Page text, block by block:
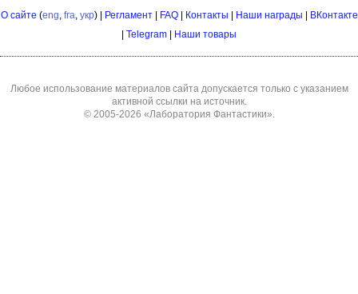
О сайте (eng, fra, укр) | Регламент| FAQ| Контакты Наши награды
ВКонтакте
Telegram Наши товары
Любое использование материалов сайта допускается только с указанием
активной ссылки на источник.
© 2005-2026 «Лаборатория Фантастики».